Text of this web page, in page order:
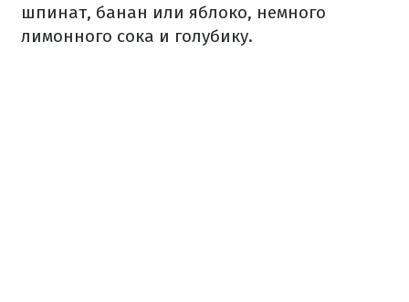
шпинат, банан или яблоко, немного
лимонного сока и голубику.